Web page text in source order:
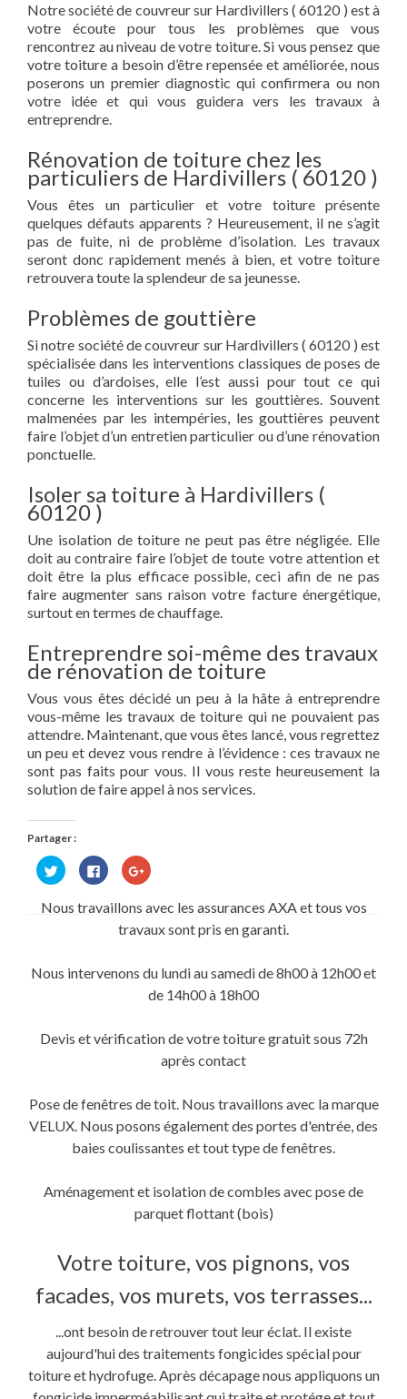
Notre société de couvreur sur Hardivillers ( 60120 ) est à
votre écoute pour tous les problèmes que vous
rencontrez au niveau de votre toiture. Si vous pensez que
votre toiture a besoin d’être repensée et améliorée, nous
poserons un premier diagnostic qui confirmera ou non
votre idée et qui vous guidera vers les travaux à
entreprendre.
Rénovation de toiture chez les
particuliers de Hardivillers ( 60120 )
Vous êtes un particulier et votre toiture présente
quelques défauts apparents ? Heureusement, il ne s’agit
pas de fuite, ni de problème d’isolation. Les travaux
seront donc rapidement menés à bien, et votre toiture
retrouvera toute la splendeur de sa jeunesse.
Problèmes de gouttière
Si notre société de couvreur sur Hardivillers ( 60120 ) est
spécialisée dans les interventions classiques de poses de
tuiles ou d’ardoises, elle l’est aussi pour tout ce qui
concerne les interventions sur les gouttières. Souvent
malmenées par les intempéries, les gouttières peuvent
faire l’objet d’un entretien particulier ou d’une rénovation
ponctuelle.
Isoler sa toiture à Hardivillers (
60120 )
Une isolation de toiture ne peut pas être négligée. Elle
doit au contraire faire l’objet de toute votre attention et
doit être la plus efficace possible, ceci afin de ne pas
faire augmenter sans raison votre facture énergétique,
surtout en termes de chauffage.
Entreprendre soi-même des travaux
de rénovation de toiture
Vous vous êtes décidé un peu à la hâte à entreprendre
vous-même les travaux de toiture qui ne pouvaient pas
attendre. Maintenant, que vous êtes lancé, vous regrettez
un peu et devez vous rendre à l’évidence : ces travaux ne
sont pas faits pour vous. Il vous reste heureusement la
solution de faire appel à nos services.
Partager :
Cliquez
pour
partager
Twitter(ouvre
Cliquez
pour
partager
sur
Facebook(ouvre
dans
une
Cliquez
pour
Google+
dans
fenêtre)
Nous travaillons avec les assurances AXA et tous vos
travaux sont pris en garanti.
Nous intervenons du lundi au samedi de 8h00 à 12h00 et
de 14h00 à 18h00
Devis et vérification de votre toiture gratuit sous 72h
après contact
Pose de fenêtres de toit. Nous travaillons avec la marque
VELUX. Nous posons également des portes d'entrée, des
baies coulissantes et tout type de fenêtres.
Aménagement et isolation de combles avec pose de
parquet flottant (bois)
Votre toiture, vos pignons, vos
facades, vos murets, vos terrasses...
...ont besoin de retrouver tout leur éclat. Il existe
aujourd'hui des traitements fongicides spécial pour
toiture et hydrofuge. Après décapage nous appliquons un